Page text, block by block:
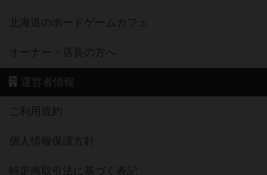
北海道のボードゲームカフェ
オーナー・店長の方へ
運営者情報
ご利用規約
個人情報保護方針
特定商取引法に基づく表記